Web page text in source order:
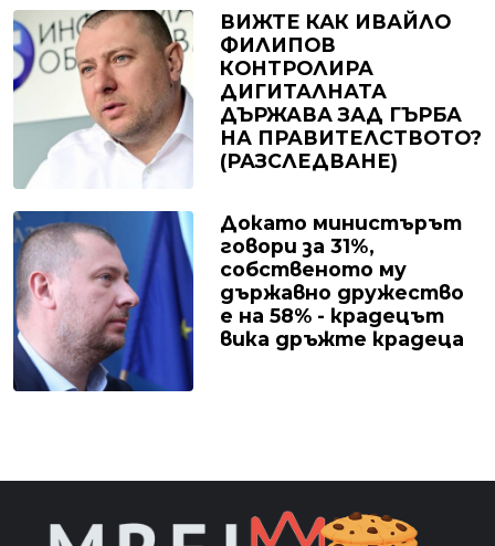
ВИЖТЕ КАК ИВАЙЛО
ФИЛИПОВ
КОНТРОЛИРА
ДИГИТАЛНАТА
ДЪРЖАВА ЗАД ГЪРБА
НА ПРАВИТЕЛСТВОТО?
(РАЗСЛЕДВАНЕ)
Докато министърът
говори за 31%,
собственото му
държавно дружество
е на 58% - крадецът
вика дръжте крадеца